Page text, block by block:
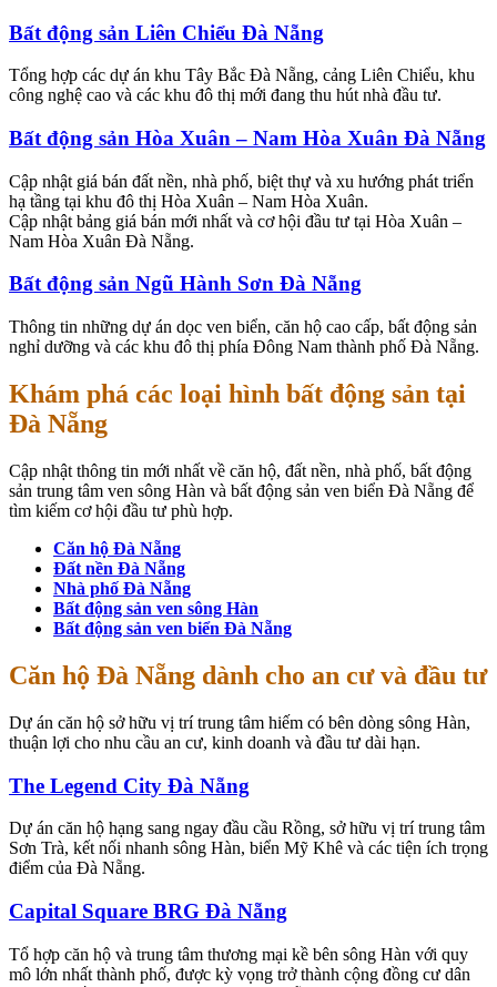
Bất động sản Liên Chiểu Đà Nẵng
Tổng hợp các dự án khu Tây Bắc Đà Nẵng, cảng Liên Chiểu, khu
công nghệ cao và các khu đô thị mới đang thu hút nhà đầu tư.
Bất động sản Hòa Xuân – Nam Hòa Xuân Đà Nẵng
Cập nhật giá bán đất nền, nhà phố, biệt thự và xu hướng phát triển
hạ tầng tại khu đô thị Hòa Xuân – Nam Hòa Xuân.
Cập nhật bảng giá bán mới nhất và cơ hội đầu tư tại Hòa Xuân –
Nam Hòa Xuân Đà Nẵng.
Bất động sản Ngũ Hành Sơn Đà Nẵng
Thông tin những dự án dọc ven biển, căn hộ cao cấp, bất động sản
nghỉ dưỡng và các khu đô thị phía Đông Nam thành phố Đà Nẵng.
Khám phá các loại hình bất động sản tại
Đà Nẵng
Cập nhật thông tin mới nhất về căn hộ, đất nền, nhà phố, bất động
sản trung tâm ven sông Hàn và bất động sản ven biển Đà Nẵng để
tìm kiếm cơ hội đầu tư phù hợp.
Căn hộ Đà Nẵng
Đất nền Đà Nẵng
Nhà phố Đà Nẵng
Bất động sản ven sông Hàn
Bất động sản ven biển Đà Nẵng
Căn hộ Đà Nẵng dành cho an cư và đầu tư
Dự án căn hộ sở hữu vị trí trung tâm hiếm có bên dòng sông Hàn,
thuận lợi cho nhu cầu an cư, kinh doanh và đầu tư dài hạn.
The Legend City Đà Nẵng
Dự án căn hộ hạng sang ngay đầu cầu Rồng, sở hữu vị trí trung tâm
Sơn Trà, kết nối nhanh sông Hàn, biển Mỹ Khê và các tiện ích trọng
điểm của Đà Nẵng.
Capital Square BRG Đà Nẵng
Tổ hợp căn hộ và trung tâm thương mại kề bên sông Hàn với quy
mô lớn nhất thành phố, được kỳ vọng trở thành cộng đồng cư dân